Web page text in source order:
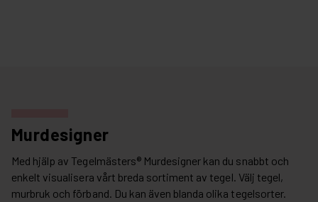
Murdesigner
Med hjälp av Tegelmästers® Murdesigner kan du snabbt och
enkelt visualisera vårt breda sortiment av tegel. Välj tegel,
murbruk och förband. Du kan även blanda olika tegelsorter.